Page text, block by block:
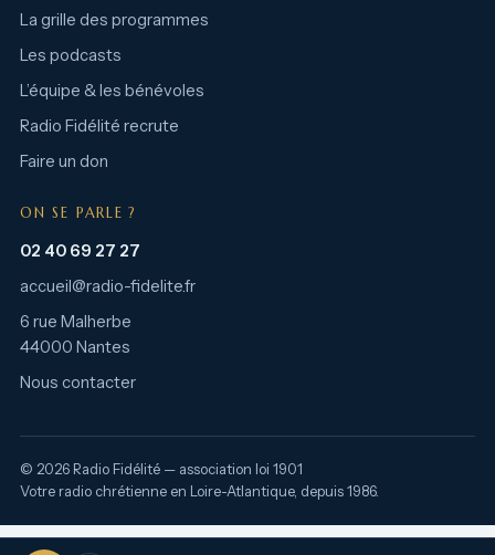
La grille des programmes
Les podcasts
L’équipe & les bénévoles
Radio Fidélité recrute
Faire un don
ON SE PARLE ?
02 40 69 27 27
accueil@radio-fidelite.fr
6 rue Malherbe
44000 Nantes
Nous contacter
© 2026 Radio Fidélité — association loi 1901
Votre radio chrétienne en Loire-Atlantique, depuis 1986.